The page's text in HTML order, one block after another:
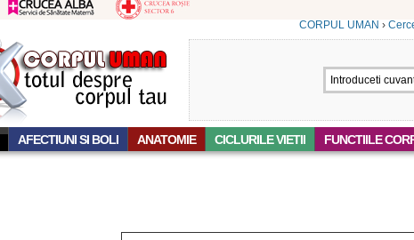
CORPUL UMAN ›
AFECTIUNI SI BOLI ANATOMIE CICLURILE VIETII FUNCTIILE